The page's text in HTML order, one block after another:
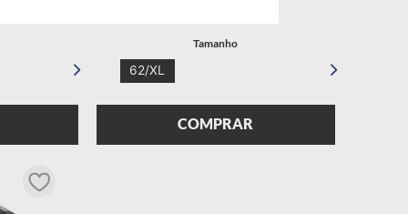
Tamanho
62/XL
COMPRAR